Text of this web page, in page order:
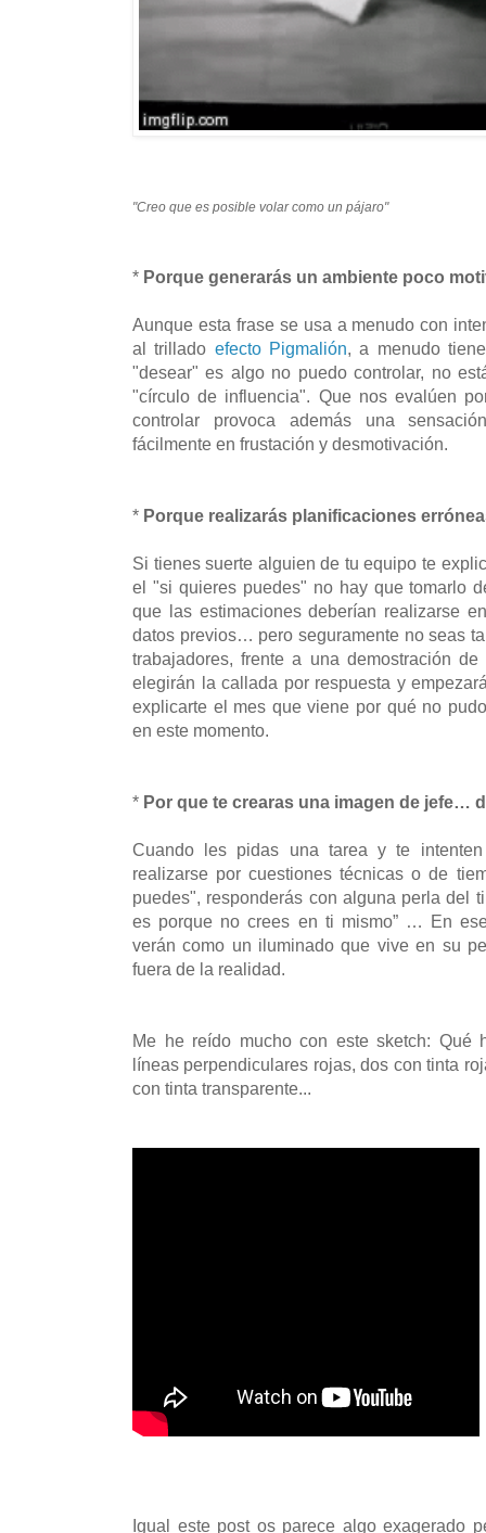
"Creo que es posible volar como un pájaro"
* Porque generarás un ambiente poco
Aunque esta frase se usa a menudo con
al trillado efecto Pigmalión, a menudo
"desear" es algo no puedo controlar, no
"círculo de influencia". Que nos evalúen
controlar provoca además una
fácilmente en frustación y desmotivación.
* Porque realizarás planificaciones
Si tienes suerte alguien de tu equipo te
el "si quieres puedes" no hay que tomarlo
que las estimaciones deberían realizarse
datos previos… pero seguramente no seas
trabajadores, frente a una demostración
elegirán la callada por respuesta y
explicarte el mes que viene por qué no
en este momento.
* Por que te crearas una imagen de jefe…
Cuando les pidas una tarea y te
realizarse por cuestiones técnicas o de
puedes", responderás con alguna perla del
es porque no crees en ti mismo” … En
verán como un iluminado que vive en su
fuera de la realidad.
Me he reído mucho con este sketch: Qué
líneas perpendiculares rojas, dos con tinta
con tinta transparente...
Igual este post os parece algo exagerado